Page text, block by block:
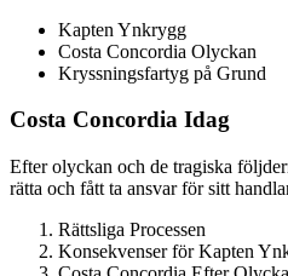
Kapten Ynkrygg
Costa Concordia Olyckan
Kryssningsfartyg på Grund
Costa Concordia Idag
Efter olyckan och de tragiska
rätta och fått ta ansvar för sitt
Rättsliga Processen
Konsekvenser för Kapten